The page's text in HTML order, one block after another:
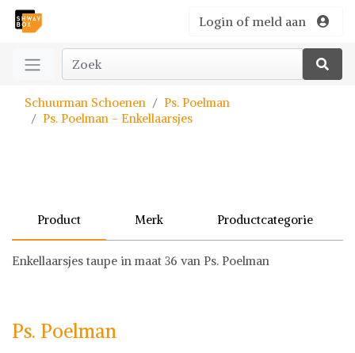
Login of meld aan
Schuurman Schoenen
Ps. Poelman
Ps. Poelman - Enkellaarsjes
Product Merk Productcategorie
Enkellaarsjes taupe in maat 36 van Ps. Poelman
Ps. Poelman